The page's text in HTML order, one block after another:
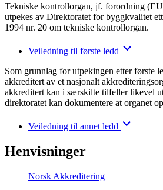
Tekniske kontrollorgan, jf. forordning
utpekes av Direktoratet for byggkvalitet
1994 nr. 20 om tekniske kontrollorgan.
Veiledning til første ledd
Som grunnlag for utpekingen etter første
akkreditert av et nasjonalt
akkreditert kan i særskilte tilfeller likevel
direktoratet kan dokumentere at organet
Veiledning til annet ledd
Henvisninger
Norsk Akkreditering